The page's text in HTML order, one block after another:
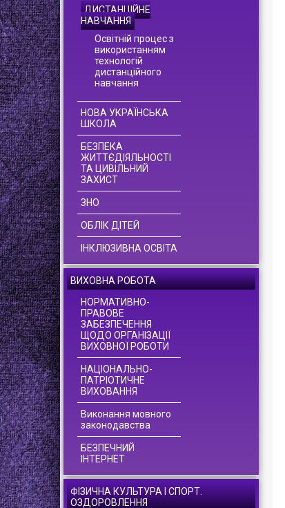
ДИСТАНЦІЙНЕ
НАВЧАННЯ
Освітній процес з
використанням
технологій
дистанційного
навчання
НОВА УКРАЇНСЬКА
ШКОЛА
БЕЗПЕКА
ЖИТТЄДІЯЛЬНОСТІ
ТА ЦИВІЛЬНИЙ
ЗАХИСТ
ЗНО
ОБЛІК ДІТЕЙ
ІНКЛЮЗИВНА ОСВІТА
ВИХОВНА РОБОТА
НОРМАТИВНО-
ПРАВОВЕ
ЗАБЕЗПЕЧЕННЯ
ЩОДО ОРГАНІЗАЦІЇ
ВИХОВНОЇ РОБОТИ
НАЦІОНАЛЬНО-
ПАТРІОТИЧНЕ
ВИХОВАННЯ
Виконання мовного
законодавства
БЕЗПЕЧНИЙ
ІНТЕРНЕТ
ФІЗИЧНА КУЛЬТУРА І СПОРТ.
ОЗДОРОВЛЕННЯ